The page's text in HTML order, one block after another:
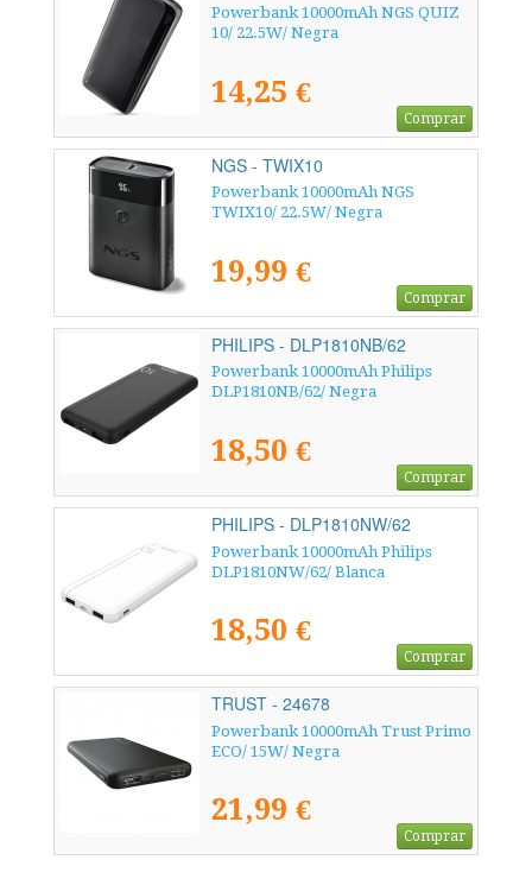
Powerbank 10000mAh NGS QUIZ
10/ 22.5W/ Negra
14,25 €
Comprar
NGS - TWIX10
Powerbank 10000mAh NGS
TWIX10/ 22.5W/ Negra
19,99 €
Comprar
PHILIPS - DLP1810NB/62
Powerbank 10000mAh Philips
DLP1810NB/62/ Negra
18,50 €
Comprar
PHILIPS - DLP1810NW/62
Powerbank 10000mAh Philips
DLP1810NW/62/ Blanca
18,50 €
Comprar
TRUST - 24678
Powerbank 10000mAh Trust Primo
ECO/ 15W/ Negra
21,99 €
Comprar